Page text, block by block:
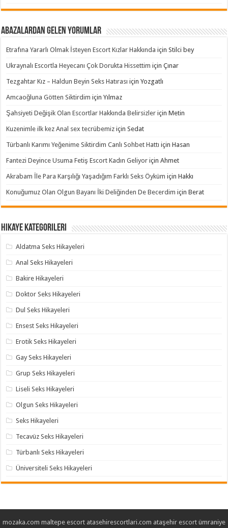
Abazalardan Gelen Yorumlar
Etrafına Yararlı Olmak İsteyen Escort Kızlar Hakkında içinStilci bey
Ukraynalı Escortla Heyecanı Çok Dorukta Hissettim içinÇınar
Tezgahtar Kız – Haldun Beyin Seks Hatırası içinYozgatlı
Amcaoğluna Götten Siktirdim içinYılmaz
Şahsiyeti Değişik Olan Escortlar Hakkında Belirsizler içinMetin
Kuzenimle ilk kez Anal sex tecrübemiz içinSedat
Türbanlı Karımı Yeğenime Siktirdim Canlı Sohbet Hattı içinHasan
Fantezi Deyince Usuma Fetiş Escort Kadın Geliyor içinAhmet
Akrabam İle Para Karşılığı Yaşadığım Farklı Seks Öyküm içinHakkı
Konuğumuz Olan Olgun Bayanı İki Deliğinden De Becerdim içinBerat
Hikaye Kategorileri
Aldatma Seks Hikayeleri
Anal Seks Hikayeleri
Bakire Hikayeleri
Doktor Seks Hikayeleri
Dul Seks Hikayeleri
Ensest Seks Hikayeleri
Erotik Seks Hikayeleri
Gay Seks Hikayeleri
Grup Seks Hikayeleri
Liseli Seks Hikayeleri
Olgun Seks Hikayeleri
Seks Hikayeleri
Tecavüz Seks Hikayeleri
Türbanlı Seks Hikayeleri
Üniversiteli Seks Hikayeleri
mozaka.com maltepe escort atasehirescortlari.com ataşehir escort ümraniye